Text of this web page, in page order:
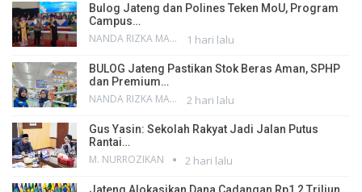
Bulog Jateng dan Polines Teken MoU, Program
Campus…
NANDA RIZKA MAHENDRA 1 hari lalu
BULOG Jateng Pastikan Stok Beras Aman, SPHP
dan Premium…
NANDA RIZKA MAHENDRA 2 hari lalu
Gus Yasin: Sekolah Rakyat Jadi Jalan Putus
Rantai…
M. NURROZIKAN 2 hari lalu
Jateng Alokasikan Dana Cadangan Rp1,2 Triliun